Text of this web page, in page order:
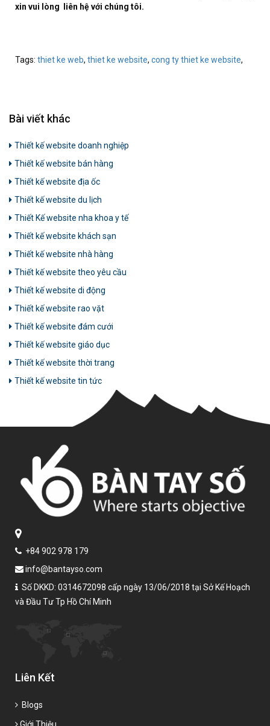
xin vui lòng liên hệ với chúng tôi.
Tags: thiet ke web, thiet ke website, cong ty thiet ke website,
Bài viết khác
Thiết kế website doanh nghiệp
Thiết kế website bán hàng
Thiết kế website địa ốc
Thiết kế website du lịch
Thiết Kế website nha khoa y tế
Thiết kế website khách sạn
Thiết kế website nhà hàng
Thiết kế website theo yêu cầu
Thiết kế website di động
Thiết kế website rao vặt
Thiết kế website đám cưới
Thiết kế website giáo dục
Thiết kế website thời trang
Thiết kế website tin tức
+84 902 978 179
info@bantayso.com
Số DKKD: 0314672098 cấp ngày 13/06/2018 tại Sở Kế Hoạch
và Đầu Tư Tp Hồ Chí Minh
Liên Kết
Blogs